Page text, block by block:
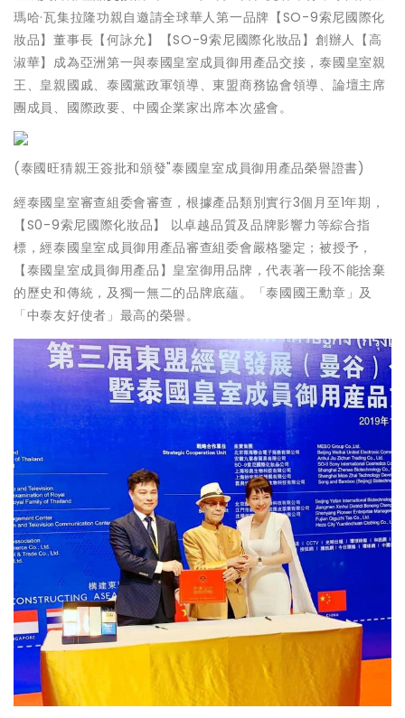
瑪哈·瓦集拉隆功親自邀請全球華人第一品牌【SO-9索尼國際化
妝品】董事長【何詠允】【SO-9索尼國際化妝品】創辦人【高
淑華】成為亞洲第一與泰國皇室成員御用產品交接，泰國皇室親
王、皇親國戚、泰國黨政軍領導、東盟商務協會領導、論壇主席
團成員、國際政要、中國企業家出席本次盛會。
(泰國旺猜親王簽批和頒發"泰國皇室成員御用產品榮譽證書)
經泰國皇室審查組委會審查，根據產品類別實行3個月至1年期，
【S0-9索尼國際化妝品】 以卓越品質及品牌影響力等綜合指
標，經泰國皇室成員御用產品審查組委會嚴格鑒定；被授予，
【泰國皇室成員御用產品】皇室御用品牌，代表著一段不能捨棄
的歷史和傳統，及獨一無二的品牌底蘊。「泰國國王勳章」及
「中泰友好使者」最高的榮譽。